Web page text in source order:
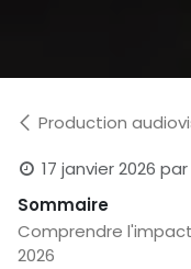
Production
17 janvier 2026 par
Sommaire
Comprendre
2026